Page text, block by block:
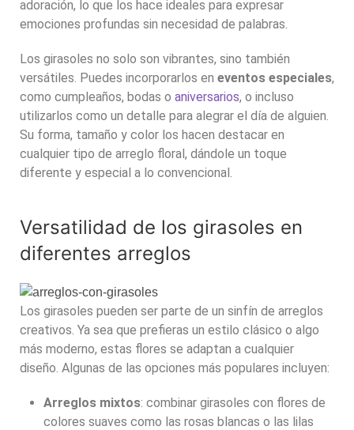
adoración, lo que los hace ideales para expresar
emociones profundas sin necesidad de palabras.
Los girasoles no solo son vibrantes, sino también
versátiles. Puedes incorporarlos en eventos especiales,
como cumpleaños, bodas o aniversarios, o incluso
utilizarlos como un detalle para alegrar el día de alguien.
Su forma, tamaño y color los hacen destacar en
cualquier tipo de arreglo floral, dándole un toque
diferente y especial a lo convencional.
Versatilidad de los girasoles en
diferentes arreglos
Los girasoles pueden ser parte de un sinfín de arreglos
creativos. Ya sea que prefieras un estilo clásico o algo
más moderno, estas flores se adaptan a cualquier
diseño. Algunas de las opciones más populares incluyen:
Arreglos mixtos: combinar girasoles con flores de
colores suaves como las rosas blancas o las lilas